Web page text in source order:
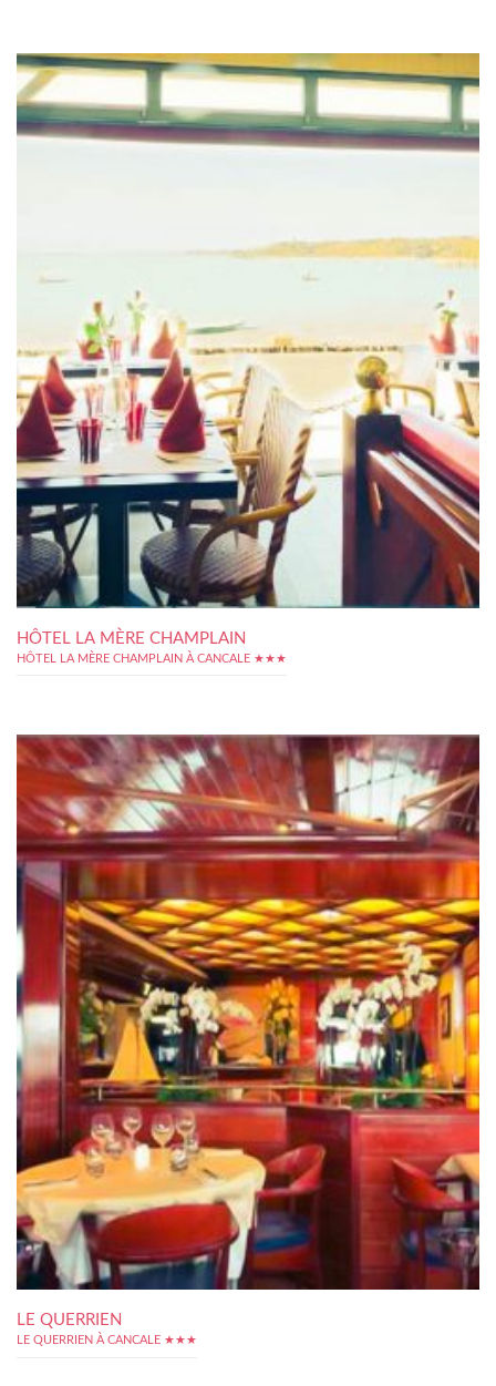
HÔTEL LA MÈRE CHAMPLAIN
HÔTEL LA MÈRE CHAMPLAIN À CANCALE ★★★
LE QUERRIEN
LE QUERRIEN À CANCALE ★★★